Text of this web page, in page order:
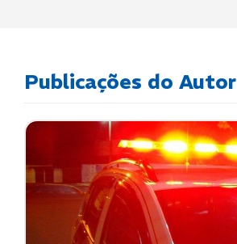
Publicações do Autor